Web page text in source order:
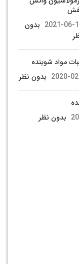
2021-06- بدون
مواد شوینده
2020- بدون نظر
بدون نظر